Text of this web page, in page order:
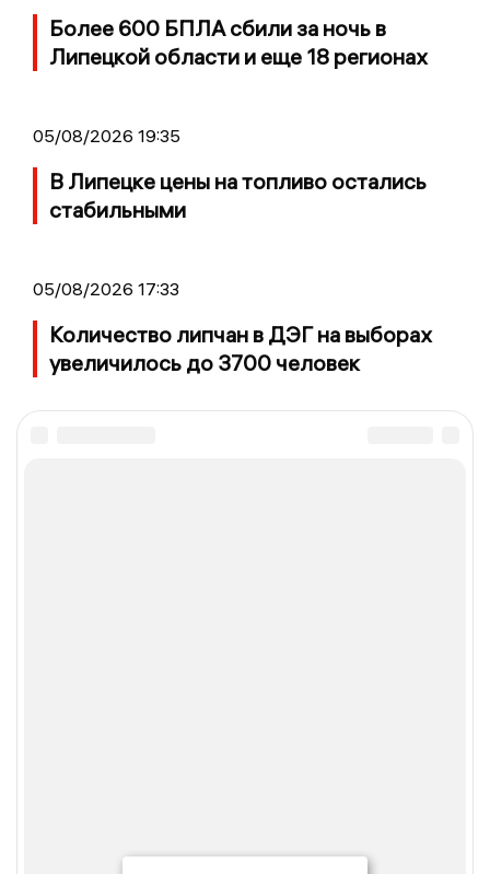
Более 600 БПЛА сбили за ночь в
Липецкой области и еще 18 регионах
05/08/2026 19:35
В Липецке цены на топливо остались
стабильными
05/08/2026 17:33
Количество липчан в ДЭГ на выборах
увеличилось до 3700 человек